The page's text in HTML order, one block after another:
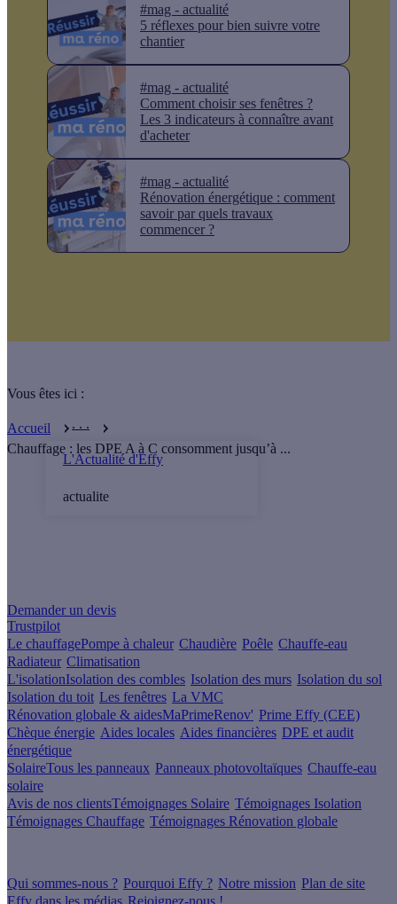
#mag - actualité
5 réflexes pour bien suivre votre
chantier
#mag - actualité
Comment choisir ses fenêtres ?
Les 3 indicateurs à connaître avant
d'acheter
#mag - actualité
Rénovation énergétique : comment
savoir par quels travaux
commencer ?
Vous êtes ici :
Accueil . . .
L'Actualité d'Effy
actualite
Chauffage : les DPE A à C consomment jusqu’à ...
Demander un devis
Trustpilot
Le chauffagePompe à chaleur Chaudière Poêle Chauffe-eau
Radiateur Climatisation
L'isolationIsolation des combles Isolation des murs Isolation du sol
Isolation du toit Les fenêtres La VMC
Rénovation globale & aidesMaPrimeRenov' Prime Effy (CEE)
Chèque énergie Aides locales Aides financières DPE et audit
énergétique
SolaireTous les panneaux Panneaux photovoltaïques Chauffe-eau
solaire
Avis de nos clientsTémoignages Solaire Témoignages Isolation
Témoignages Chauffage Témoignages Rénovation globale
Qui sommes-nous ? Pourquoi Effy ? Notre mission Plan de site
Effy dans les médias Rejoignez-nous !